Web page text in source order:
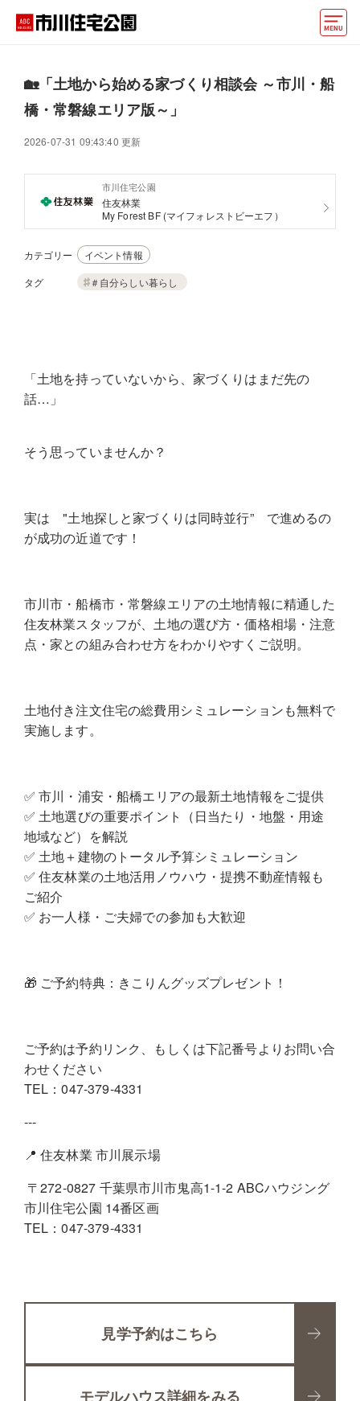
住宅会社・ハウスメーカー
動画でモデルハウス見学
アクセス
住まいづくりお役立ち情報
🏡「土地から始める家づくり相談会 ～市川・船
橋・常磐線エリア版～」
2026-07-31 09:43:40 更新
市川住宅公園
住友林業
My Forest BF (マイフォレストビーエフ）
カテゴリー
イベント情報
タグ
＃自分らしい暮らし
「土地を持っていないから、家づくりはまだ先の
話…」
そう思っていませんか？
実は "土地探しと家づくりは同時並行” で進めるの
が成功の近道です！
市川市・船橋市・常磐線エリアの土地情報に精通した
住友林業スタッフが、土地の選び方・価格相場・注意
点・家との組み合わせ方をわかりやすくご説明。
土地付き注文住宅の総費用シミュレーションも無料で
実施します。
✅ 市川・浦安・船橋エリアの最新土地情報をご提供
✅ 土地選びの重要ポイント（日当たり・地盤・用途
地域など）を解説
✅ 土地＋建物のトータル予算シミュレーション
✅ 住友林業の土地活用ノウハウ・提携不動産情報も
ご紹介
✅ お一人様・ご夫婦での参加も大歓迎
🎁 ご予約特典：きこりんグッズプレゼント！
ご予約は予約リンク、もしくは下記番号よりお問い合
わせください
TEL：047-379-4331
---
📍 住友林業 市川展示場
〒272-0827 千葉県市川市鬼高1-1-2 ABCハウジング
市川住宅公園 14番区画
TEL：047-379-4331
見学予約はこちら
モデルハウス詳細をみる